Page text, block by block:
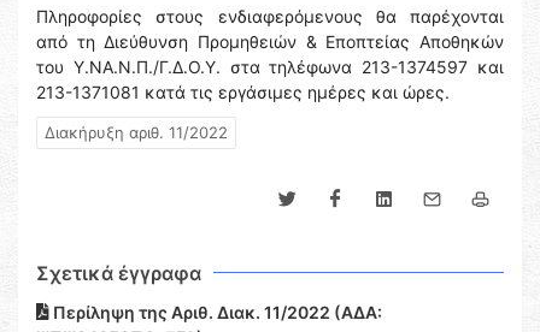
Πληροφορίες στους ενδιαφερόμενους θα παρέχονται
από τη Διεύθυνση Προμηθειών & Εποπτείας Αποθηκών
του Υ.ΝΑ.Ν.Π./Γ.Δ.Ο.Υ. στα τηλέφωνα 213-1374597 και
213-1371081 κατά τις εργάσιμες ημέρες και ώρες.
Διακήρυξη αριθ. 11/2022
Σχετικά έγγραφα
Περίληψη της Αριθ. Διακ. 11/2022 (ΑΔΑ: